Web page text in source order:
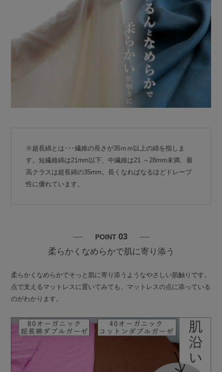
※超長綿とは･･･繊維の長さが35ｍｍ以上の綿を指しま
す。短繊維綿は21mm以下、中繊維は21 ～28mm未満、最
高クラスは超長綿の35mm。長くなればなるほどドレープ
性に優れています。
POINT 03
柔らかくなめらかで肌に寄り添う
柔らかくなめらかでそっと肌に寄り添うようなやさしい肌触りです。
点で支えるマットレスに置いてみても、マットレスの点に添っている
のがわかります。